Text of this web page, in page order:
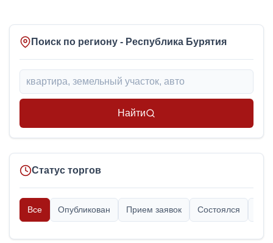
Поиск по региону - Республика Бурятия
Найти
Статус торгов
Все Опубликован Прием заявок Состоялся